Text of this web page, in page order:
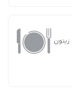
زیتون